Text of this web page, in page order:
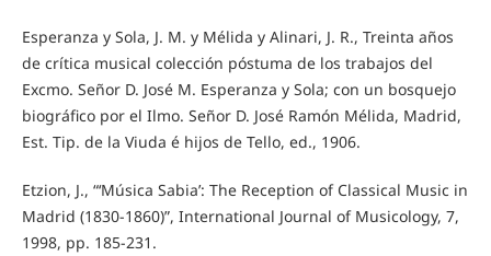
Esperanza y Sola, J. M. y Mélida y Alinari, J. R., Treinta años
de crítica musical colección póstuma de los trabajos del
Excmo. Señor D. José M. Esperanza y Sola; con un bosquejo
biográfico por el Ilmo. Señor D. José Ramón Mélida, Madrid,
Est. Tip. de la Viuda é hijos de Tello, ed., 1906.
Etzion, J., “‘Música Sabia’: The Reception of Classical Music in
Madrid (1830-1860)”, International Journal of Musicology, 7,
1998, pp. 185-231.